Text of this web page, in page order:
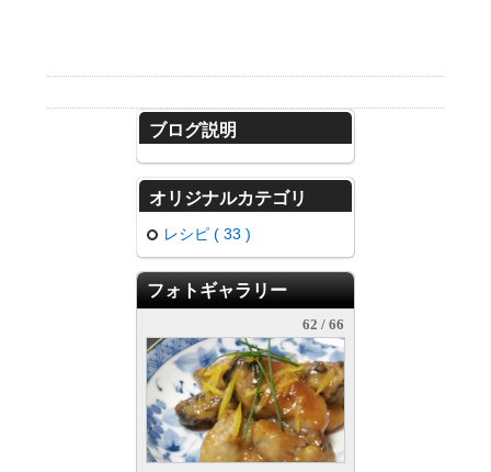
グルメ
ブログ説明
オリジナルカテゴリ
レシピ ( 33 )
フォトギャラリー
62 / 66